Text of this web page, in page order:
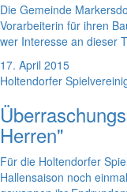
Die Gemeinde
Vorarbeiterin für ihren
wer Interesse an dieser
17. April 2015
Holtendorfer
Herren"
Für die Holtendorfer
Hallensaison noch